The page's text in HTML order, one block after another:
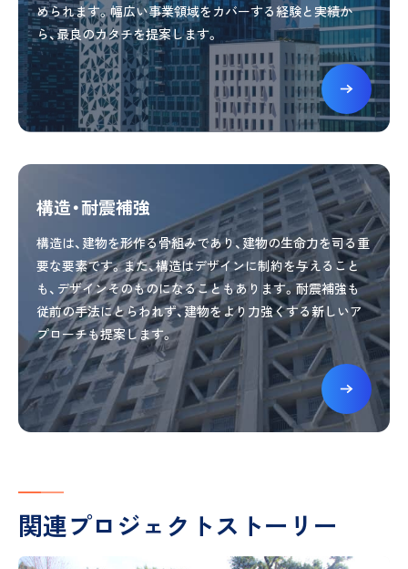
められます。幅広い事業領域をカバーする経験と実績か
ら、最良のカタチを提案します。
構造・耐震補強
構造は、建物を形作る骨組みであり、建物の生命力を司る重
要な要素です。また、構造はデザインに制約を与えること
も、デザインそのものになることもあります。耐震補強も
従前の手法にとらわれず、建物をより力強くする新しいア
プローチも提案します。
関連プロジェクトストーリー